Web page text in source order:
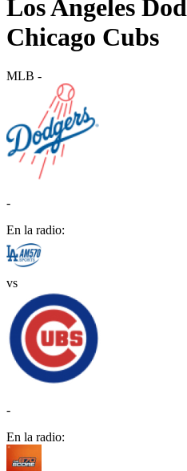
Los Angeles
Chicago Cubs
MLB -
-
En la radio:
vs
-
En la radio: